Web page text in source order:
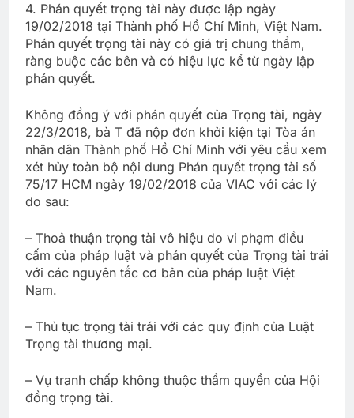
4. Phán quyết trọng tài này được lập ngày
19/02/2018 tại Thành phố Hồ Chí Minh, Việt Nam.
Phán quyết trọng tài này có giá trị chung thẩm,
ràng buộc các bên và có hiệu lực kể từ ngày lập
phán quyết.
Không đồng ý với phán quyết của Trọng tài, ngày
22/3/2018, bà T đã nộp đơn khởi kiện tại Tòa án
nhân dân Thành phố Hồ Chí Minh với yêu cầu xem
xét hủy toàn bộ nội dung Phán quyết trọng tài số
75/17 HCM ngày 19/02/2018 của VIAC với các lý
do sau:
– Thoả thuận trọng tài vô hiệu do vi phạm điều
cấm của pháp luật và phán quyết của Trọng tài trái
với các nguyên tắc cơ bản của pháp luật Việt
Nam.
– Thủ tục trọng tài trái với các quy định của Luật
Trọng tài thương mại.
– Vụ tranh chấp không thuộc thẩm quyền của Hội
đồng trọng tài.